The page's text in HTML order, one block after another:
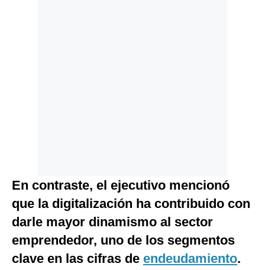
En contraste, el ejecutivo mencionó
que la digitalización ha contribuido con
darle mayor dinamismo al sector
emprendedor, uno de los segmentos
clave en las cifras de endeudamiento.